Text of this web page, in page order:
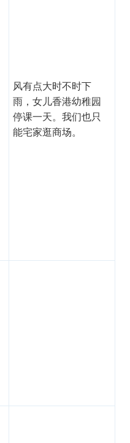
风有点大时不时下
雨，女儿香港幼稚园
停课一天。我们也只
能宅家逛商场。